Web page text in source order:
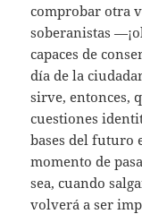
comprobar otra
soberanistas
capaces de
día de la
sirve, entonces,
cuestiones
bases del futuro
momento de
sea, cuando
volverá a ser